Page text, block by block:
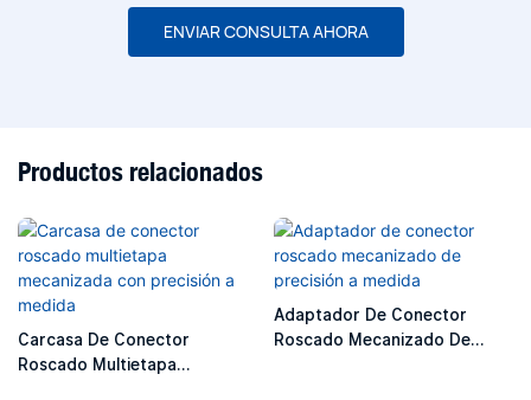
ENVIAR CONSULTA AHORA
Productos relacionados
Carcasa De Conector
Roscado Multietapa
Adaptador De Conector
Roscado Mecanizado De